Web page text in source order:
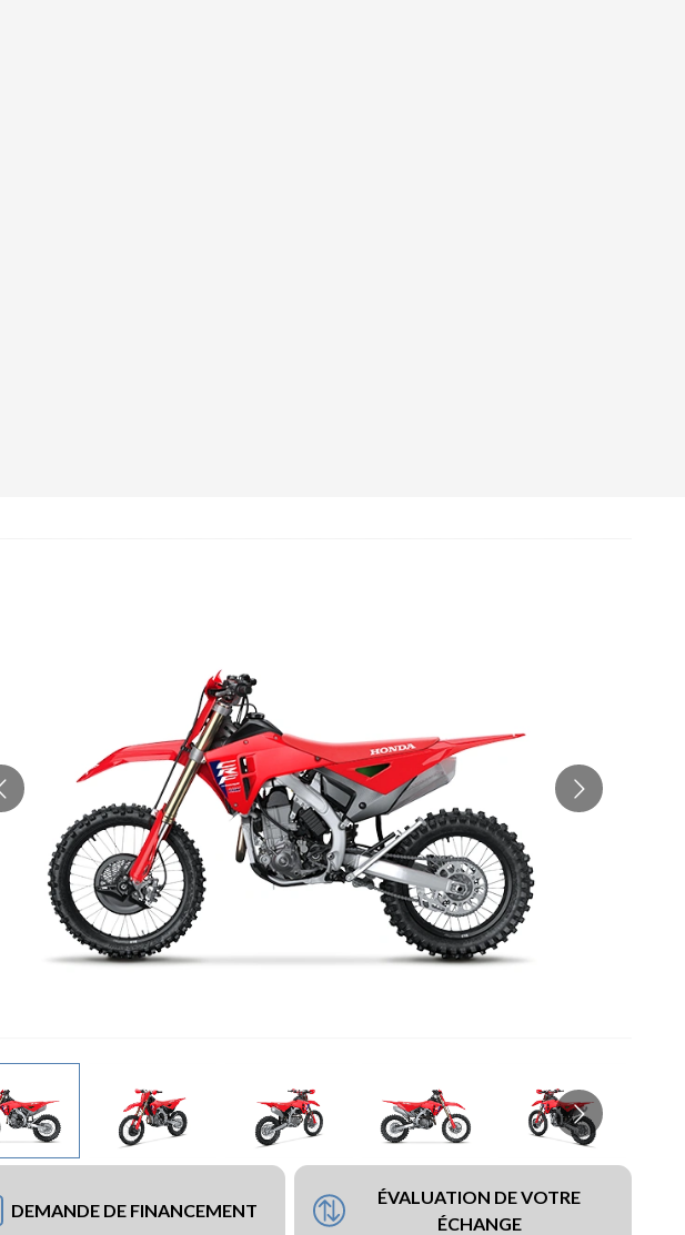
DEMANDE DE FINANCEMENT
ÉVALUATION DE VOTRE
ÉCHANGE